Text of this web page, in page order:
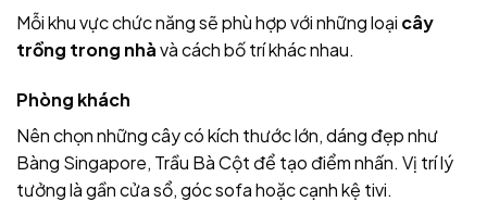
Mỗi khu vực chức năng sẽ phù hợp với những loại cây
trồng trong nhàvà cách bố trí khác nhau.
Phòng khách
Nên chọn những cây có kích thước lớn, dáng đẹp như
Bàng Singapore, Trầu Bà Cột để tạo điểm nhấn. Vị trí lý
tưởng là gần cửa sổ, góc sofa hoặc cạnh kệ tivi.